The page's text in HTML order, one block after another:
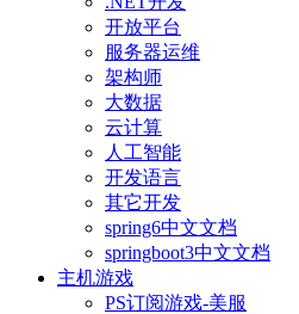
开放平台
服务器运维
架构师
大数据
云计算
人工智能
开发语言
其它开发
spring6中文文档
springboot3中文文档
主机游戏
PS订阅游戏-美服